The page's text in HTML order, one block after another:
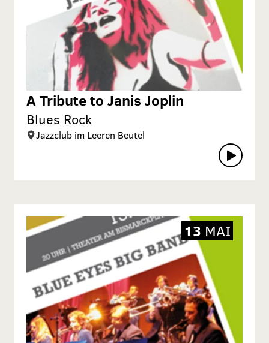
A Tribute to Janis Joplin
Blues Rock
Jazzclub im Leeren Beutel
13 MAI